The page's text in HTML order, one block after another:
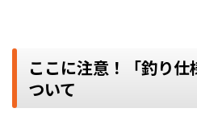
ここに注意！「釣り
ついて